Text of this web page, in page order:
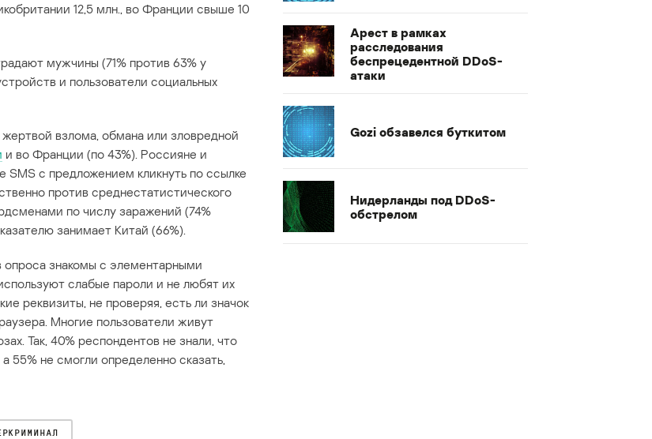
12,5 млн., во Франции свыше 10
мужчины (71% против 63% у
и пользователи социальных
взлома, обмана или зловредной
и во Франции (по 43%). Россияне и
с предложением кликнуть по ссылке
против среднестатистического
по числу заражений (74%
занимает Китай (66%).
знакомы с элементарными
слабые пароли и не любят их
реквизиты, не проверяя, есть ли значок
Многие пользователи живут
Так, 40% респондентов не знали, что
55% не смогли определенно сказать,
Арест в рамках
расследования
беспрецедентной DDoS-
атаки
Gozi обзавелся буткитом
Нидерланды под DDoS-
обстрелом